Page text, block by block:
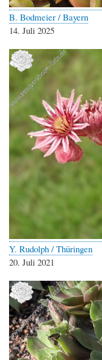
B. Bodmeier / Bayern
14. Juli 2025
Y. Rudolph / Thüringen
20. Juli 2021